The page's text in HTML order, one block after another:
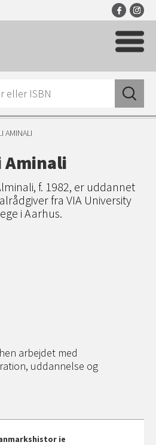
AMINALI
Aminali
f. 1982, er uddannet
fra VIA University
i Aarhus.
arbejdet med
uddannelse og
ie